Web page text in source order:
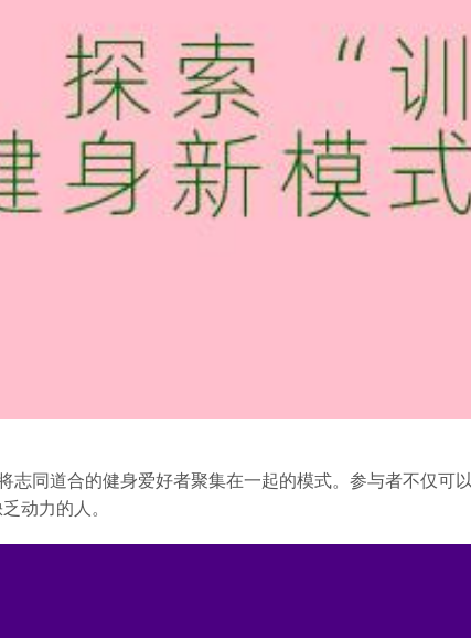
志同道合的健身爱好者聚集在一起的模式。参与者不仅
动力的人。